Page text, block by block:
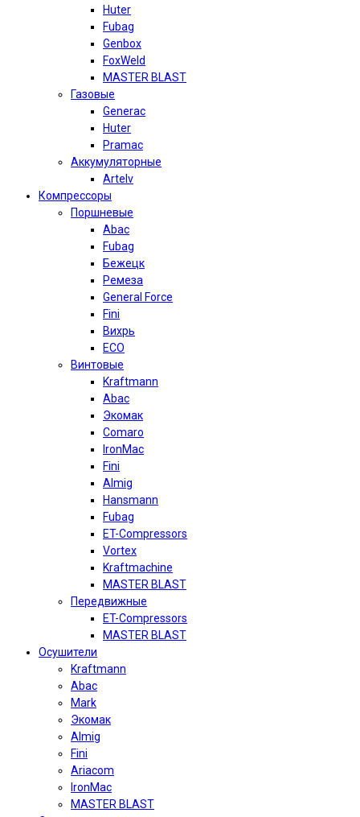
Huter
Fubag
Genbox
FoxWeld
MASTER BLAST
Газовые
Generac
Huter
Pramac
Аккумуляторные
Artelv
Компрессоры
Поршневые
Abac
Fubag
Бежецк
Ремеза
General Force
Fini
Вихрь
ECO
Винтовые
Kraftmann
Abac
Экомак
Comaro
IronMac
Fini
Almig
Hansmann
Fubag
ET-Compressors
Vortex
Kraftmachine
MASTER BLAST
Передвижные
ET-Compressors
MASTER BLAST
Осушители
Kraftmann
Abac
Mark
Экомак
Almig
Fini
Ariacom
IronMac
MASTER BLAST